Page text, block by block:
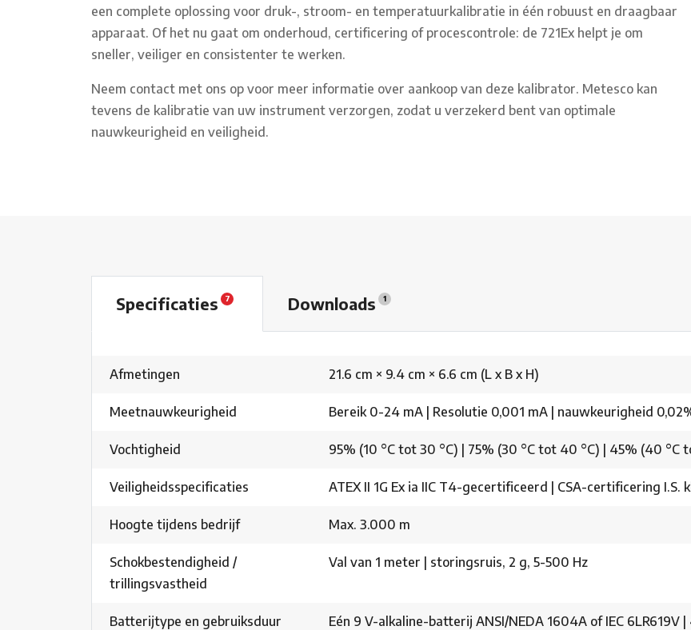
een complete oplossing voor druk-, stroom- en temperatuurkalibratie in één robuust en draagbaar
apparaat. Of het nu gaat om onderhoud, certificering of procescontrole: de 721Ex helpt je om
sneller, veiliger en consistenter te werken.
Neem contact met ons op voor meer informatie over aankoop van deze kalibrator. Metesco kan
tevens de kalibratie van uw instrument verzorgen, zodat u verzekerd bent van optimale
nauwkeurigheid en veiligheid.
Specificaties 7 Downloads 1
Afmetingen 21.6 cm × 9.4 cm × 6.6 cm (L x B x H)
Meetnauwkeurigheid Bereik 0-24 mA | Resolutie 0,001 mA | nauwkeurigheid
Vochtigheid 95% (10 °C tot 30 °C) | 75% (30 °C tot 40 °C) | 45% (40 °C
Veiligheidsspecificaties ATEX II 1G Ex ia IIC T4-gecertificeerd | CSA-certificering I.S.
Hoogte tijdens bedrijf Max. 3.000 m
Schokbestendigheid /
trillingsvastheid
Val van 1 meter | storingsruis, 2 g, 5-500 Hz
Batterijtype en gebruiksduur
Eén 9 V-alkaline-batterij ANSI/NEDA 1604A of IEC